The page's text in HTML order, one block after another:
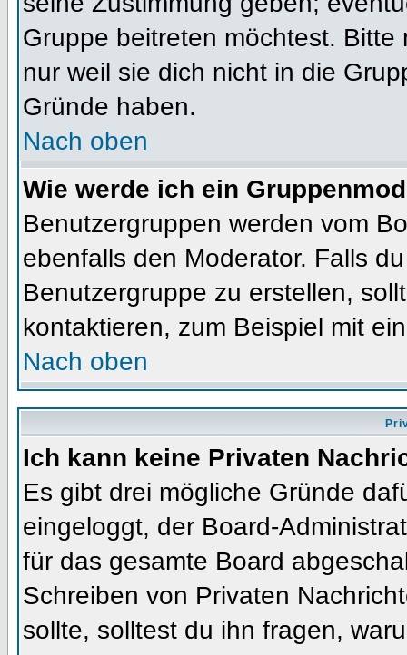
Gruppe beitreten möchtest.
nur weil sie dich nicht in die
Gründe haben.
Nach oben
Wie werde ich ein
Benutzergruppen werden vom
ebenfalls den Moderator. Falls
Benutzergruppe zu erstellen,
kontaktieren, zum Beispiel mit
Nach oben
Ich kann keine Privaten
Es gibt drei mögliche Gründe
eingeloggt, der Board-
für das gesamte Board
Schreiben von Privaten
sollte, solltest du ihn fragen,